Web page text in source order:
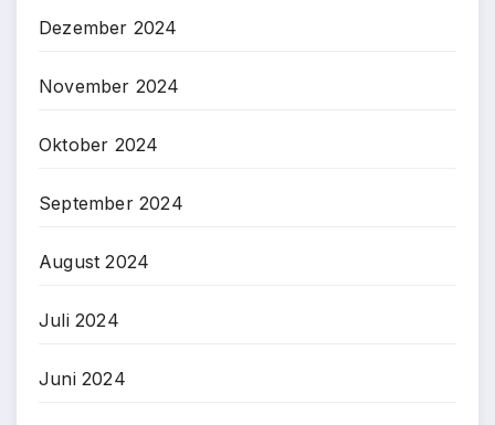
Dezember 2024
November 2024
Oktober 2024
September 2024
August 2024
Juli 2024
Juni 2024